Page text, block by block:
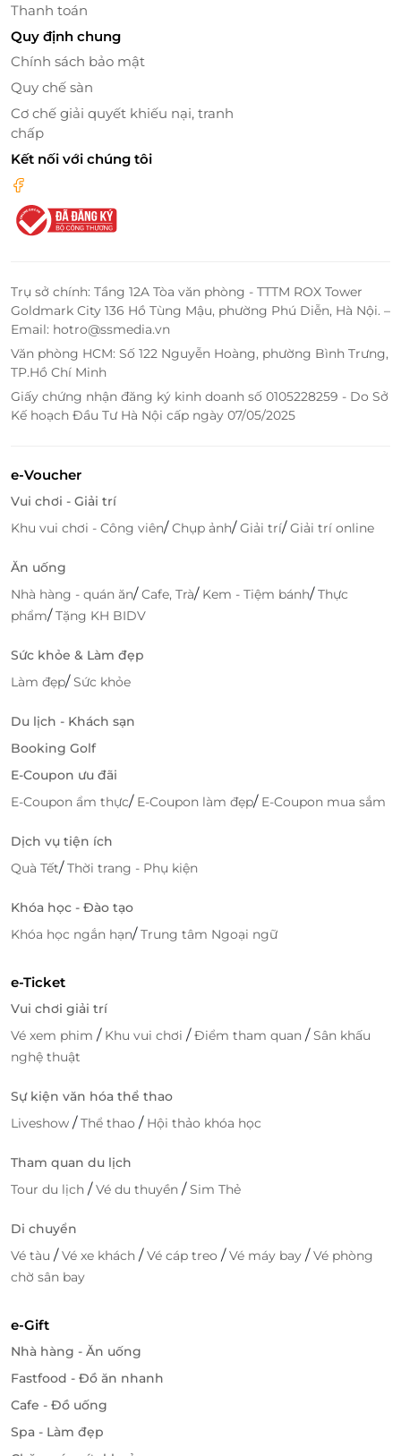
Thanh toán
Quy định chung
Chính sách bảo mật
Quy chế sàn
Cơ chế giải quyết khiếu nại, tranh
chấp
Kết nối với chúng tôi
Trụ sở chính: Tầng 12A Tòa văn phòng - TTTM ROX Tower
Goldmark City 136 Hồ Tùng Mậu, phường Phú Diễn, Hà Nội. –
Email: hotro@ssmedia.vn
Văn phòng HCM: Số 122 Nguyễn Hoàng, phường Bình Trưng,
TP.Hồ Chí Minh
Giấy chứng nhận đăng ký kinh doanh số 0105228259 - Do Sở
Kế hoạch Đầu Tư Hà Nội cấp ngày 07/05/2025
e-Voucher
Vui chơi - Giải trí
Khu vui chơi - Công viên/Chụp ảnh/Giải trí/Giải trí online
Ăn uống
Nhà hàng - quán ăn/Cafe, Trà/ Kem - Tiệm bánh/Thực
phẩm/Tặng KH BIDV
Sức khỏe & Làm đẹp
Làm đẹp/Sức khỏe
Du lịch - Khách sạn
Booking Golf
E-Coupon ưu đãi
E-Coupon ẩm thực/ E-Coupon làm đẹp/ E-Coupon mua sắm
Dịch vụ tiện ích
Quà Tết/Thời trang - Phụ kiện
Khóa học - Đào tạo
Khóa học ngắn hạn/Trung tâm Ngoại ngữ
e-Ticket
Vui chơi giải trí
Vé xem phim / Khu vui chơi /Điểm tham quan /Sân khấu
nghệ thuật
Sự kiện văn hóa thể thao
Liveshow /Thể thao / Hội thảo khóa học
Tham quan du lịch
Tour du lịch /Vé du thuyền /Sim Thẻ
Di chuyển
Vé tàu /Vé xe khách /Vé cáp treo /Vé máy bay /Vé phòng
chờ sân bay
e-Gift
Nhà hàng - Ăn uống
Fastfood - Đồ ăn nhanh
Cafe - Đồ uống
Spa - Làm đẹp